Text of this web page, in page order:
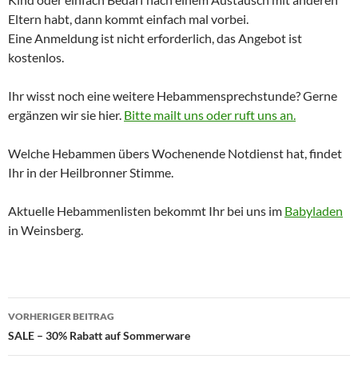
Eltern habt, dann kommt einfach mal vorbei.
Eine Anmeldung ist nicht erforderlich, das Angebot ist
kostenlos.
Ihr wisst noch eine weitere Hebammensprechstunde? Gerne
ergänzen wir sie hier. Bitte mailt uns oder ruft uns an.
Welche Hebammen übers Wochenende Notdienst hat, findet
Ihr in der Heilbronner Stimme.
Aktuelle Hebammenlisten bekommt Ihr bei uns im Babyladen
in Weinsberg.
Beitragsnavigation
VORHERIGER BEITRAG
SALE – 30% Rabatt auf Sommerware